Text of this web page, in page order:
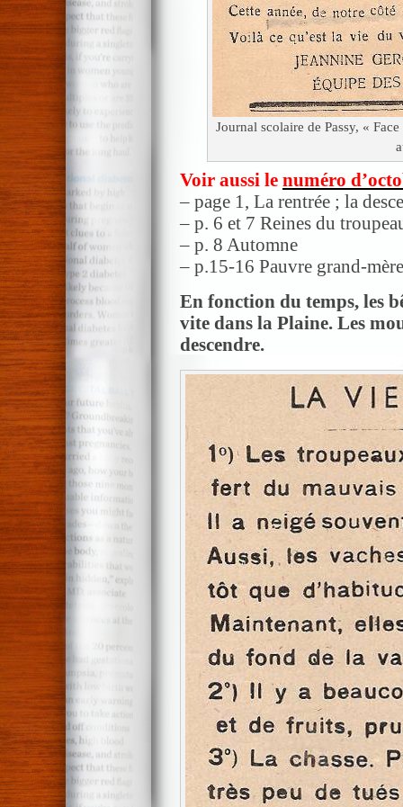
Journal scolaire de Passy, «
Voir aussi le numéro
– page 1, La rentrée ; la
– p. 6 et 7 Reines du
– p. 8 Automne
– p.15-16 Pauvre grand-
En fonction du temps, les
vite dans la Plaine. Les
descendre.